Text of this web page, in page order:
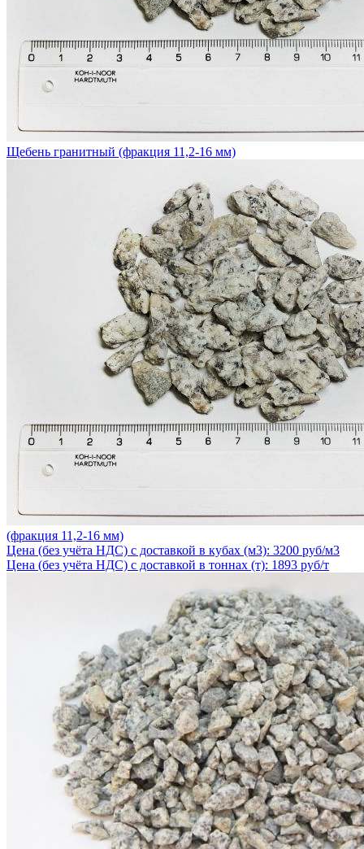
Щебень гранитный (фракция 11,2-16 мм)
(фракция 11,2-16 мм)
Цена (без учёта НДС) с доставкой в кубах (м3): 3200 руб/м3
Цена (без учёта НДС) с доставкой в тоннах (т): 1893 руб/т